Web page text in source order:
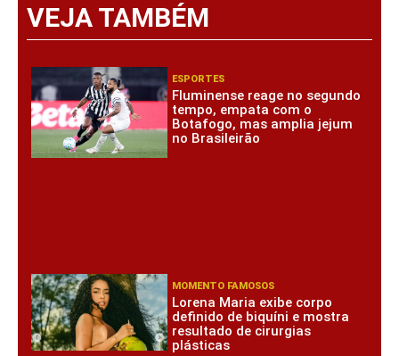
VEJA TAMBÉM
ESPORTES
Fluminense reage no segundo
tempo, empata com o
Botafogo, mas amplia jejum
no Brasileirão
MOMENTO FAMOSOS
Lorena Maria exibe corpo
definido de biquíni e mostra
resultado de cirurgias
plásticas